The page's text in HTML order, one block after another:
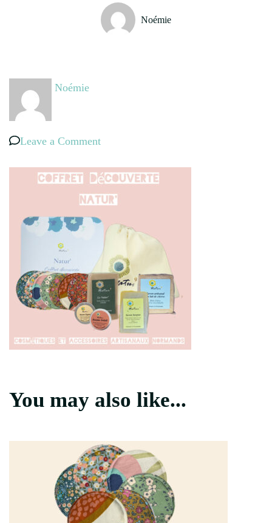
Noémie
Noémie
Leave a Commenton
You may also like...